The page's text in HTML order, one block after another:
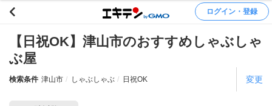
ログイン・登録
【日祝OK】津山市のおすすめしゃぶしゃ
ぶ屋
検索条件 津山市 しゃぶしゃぶ 日祝OK 変更